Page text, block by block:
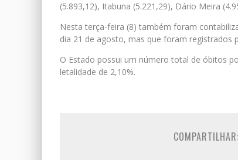
(5.893,12), Itabuna (5.221,29), Dário Meira
Nesta terça-feira (8) também foram
dia 21 de agosto, mas que foram registrados
O Estado possui um número total de óbitos
letalidade de 2,10%.
COMPARTILHAR: